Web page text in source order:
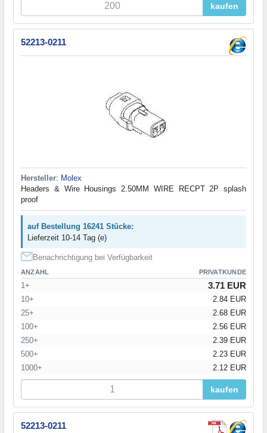
kaufen
52213-0211
Hersteller: Molex
Headers & Wire Housings 2.50MM WIRE RECPT 2P splash
proof
auf Bestellung 16241 Stücke:
Lieferzeit 10-14 Tag (e)
Benachrichtigung bei Verfügbarkeit
ANZAHL PRIVATKUNDE
1+ 3.71 EUR
10+
2.84 EUR
25+
2.68 EUR
100+
2.56 EUR
250+
2.39 EUR
500+
2.23 EUR
1000+
2.12 EUR
kaufen
52213-0211